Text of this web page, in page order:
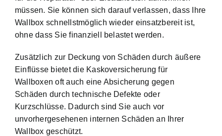
müssen. Sie können sich darauf verlassen, dass Ihre
Wallbox schnellstmöglich wieder einsatzbereit ist,
ohne dass Sie finanziell belastet werden.
Zusätzlich zur Deckung von Schäden durch äußere
Einflüsse bietet die Kaskoversicherung für
Wallboxen oft auch eine Absicherung gegen
Schäden durch technische Defekte oder
Kurzschlüsse. Dadurch sind Sie auch vor
unvorhergesehenen internen Schäden an Ihrer
Wallbox geschützt.